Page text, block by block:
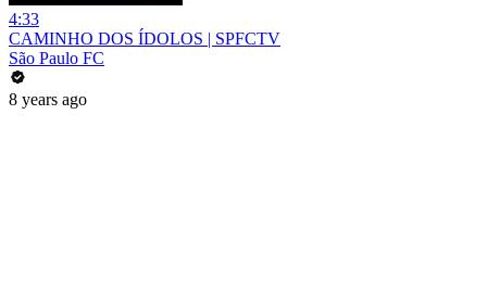
4:33
CAMINHO DOS ÍDOLOS | SPFCTV
São Paulo FC
8 years ago